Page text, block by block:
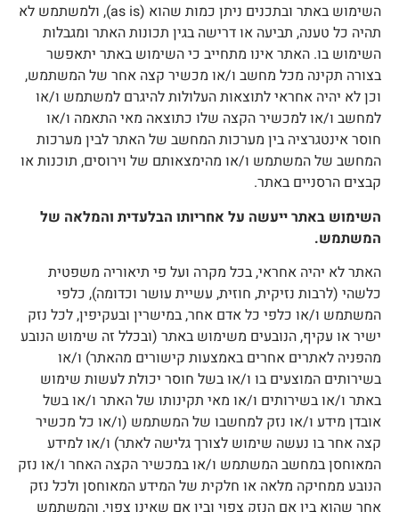
השימוש באתר ובתכנים ניתן כמות שהוא (as is), ולמשתמש לא
כל טענה, תביעה או דרישה בגין תכונות האתר ומגבלות
בו. האתר אינו מתחייב כי השימוש באתר יתאפשר
תקינה מכל מחשב ו/או מכשיר קצה אחר של המשתמש,
לא יהיה אחראי לתוצאות העלולות להיגרם למשתמש ו/או
ו/או למכשיר הקצה שלו כתוצאה מאי התאמה ו/או
אינטגרציה בין מערכות המחשב של האתר לבין מערכות
של המשתמש ו/או מהימצאותם של וירוסים, תוכנות או
הרסניים באתר.
באתר ייעשה על אחריותו הבלעדית והמלאה של
לא יהיה אחראי, בכל מקרה ועל פי תיאוריה משפטית
(לרבות נזיקית, חוזית, עשיית עושר וכדומה), כלפי
ו/או כלפי כל אדם אחר, במישרין ובעקיפין, לכל נזק
או עקיף, הנובעים משימוש באתר (ובכלל זה שימוש הנובע
לאתרים אחרים באמצעות קישורים מהאתר) ו/או
המוצעים בו ו/או בשל חוסר יכולת לעשות שימוש
ו/או בשירותים ו/או מאי תקינותו של האתר ו/או בשל
מידע ו/או נזק למחשבו של המשתמש (ו/או כל מכשיר
אחר בו נעשה שימוש לצורך גלישה לאתר) ו/או למידע
במחשב המשתמש ו/או במכשיר הקצה האחר ו/או נזק
ממחיקה מלאה או חלקית של המידע המאוחסן ולכל נזק
שהוא בין אם הנזק צפוי ובין אם שאינו צפוי, והמשתמש